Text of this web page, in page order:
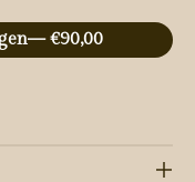
— €90,00